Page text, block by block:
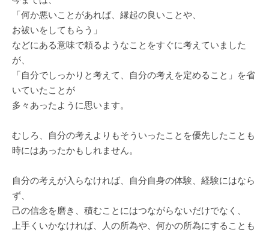
「何か悪いことがあれば、縁起の良いことや、
お祓いをしてもらう」
などにある意味で頼るようなことをすぐに考えていました
が、
「自分でしっかりと考えて、自分の考えを定めること」を省
いていたことが
多々あったように思います。
むしろ、自分の考えよりもそういったことを優先したことも
時にはあったかもしれません。
自分の考えが入らなければ、自分自身の体験、経験にはなら
ず、
己の信念を磨き、積むことにはつながらないだけでなく、
上手くいかなければ、人の所為や、何かの所為にすることも